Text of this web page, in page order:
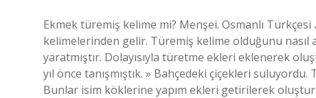
Ekmek türemiş kelime mi? Menşei. Osmanlı Türkçesi اكمك‎, Eski Türkçe epmek‎ (epmek), ötmek‎ (ötmek)
kelimelerinden gelir. Türemiş kelime olduğunu nasıl
yaratmıştır. Dolayısıyla türetme ekleri eklenerek
yıl önce tanışmıştık. » Bahçedeki çiçekleri
Bunlar isim köklerine yapım ekleri getirilerek